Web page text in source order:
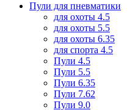
Пули для пневматики
для охоты 4.5
для охоты 5.5
для охоты 6.35
для спорта 4.5
Пули 4.5
Пули 5.5
Пули 6.35
Пули 7.62
Пули 9.0